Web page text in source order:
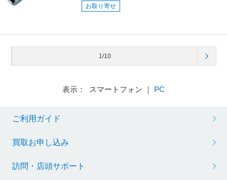
お取り寄せ
1/10
表示： スマートフォン ｜ PC
ご利用ガイド
買取お申し込み
訪問・店頭サポート